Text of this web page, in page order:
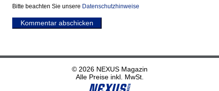
Bitte beachten Sie unsere Datenschutzhinweise
Kommentar abschicken
© 2026 NEXUS Magazin
Alle Preise inkl. MwSt.